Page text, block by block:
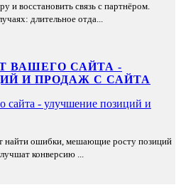
и восстановить связь с партнёром.
длительное отда...
ВАШЕГО САЙТА -
И ПРОДАЖ С САЙТА
найти ошибки, мешающие росту позиций
конверсию ...